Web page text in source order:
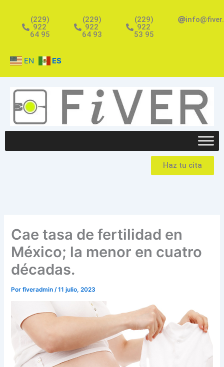
contenido
(229)
922
64 95
(229)
922
64 93
(229)
922
53 95
EN ES
Haz tu cita
Cae tasa de fertilidad en
México; la menor en cuatro
décadas.
Porfiveradmin /11 julio, 2023